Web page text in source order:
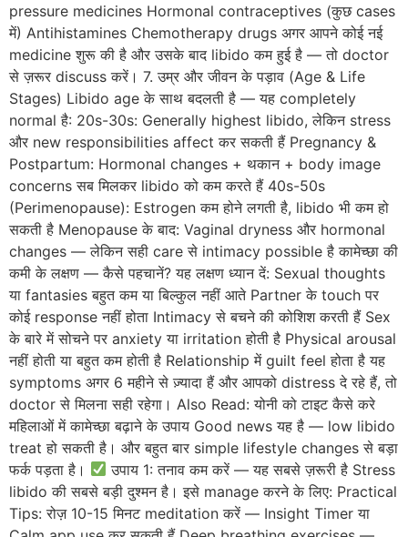
pressure medicines Hormonal contraceptives (कुछ cases
में) Antihistamines Chemotherapy drugs अगर आपने कोई नई
medicine शुरू की है और उसके बाद libido कम हुई है — तो doctor
से ज़रूर discuss करें। 7. उम्र और जीवन के पड़ाव (Age & Life
Stages) Libido age के साथ बदलती है — यह completely
normal है: 20s-30s: Generally highest libido, लेकिन stress
और new responsibilities affect कर सकती हैं Pregnancy &
Postpartum: Hormonal changes + थकान + body image
concerns सब मिलकर libido को कम करते हैं 40s-50s
(Perimenopause): Estrogen कम होने लगती है, libido भी कम हो
सकती है Menopause के बाद: Vaginal dryness और hormonal
changes — लेकिन सही care से intimacy possible है कामेच्छा की
कमी के लक्षण — कैसे पहचानें? यह लक्षण ध्यान दें: Sexual thoughts
या fantasies बहुत कम या बिल्कुल नहीं आते Partner के touch पर
कोई response नहीं होता Intimacy से बचने की कोशिश करती हैं Sex
के बारे में सोचने पर anxiety या irritation होती है Physical arousal
नहीं होती या बहुत कम होती है Relationship में guilt feel होता है यह
symptoms अगर 6 महीने से ज़्यादा हैं और आपको distress दे रहे हैं, तो
doctor से मिलना सही रहेगा। Also Read: योनी को टाइट कैसे करे
महिलाओं में कामेच्छा बढ़ाने के उपाय Good news यह है — low libido
treat हो सकती है। और बहुत बार simple lifestyle changes से बड़ा
फर्क पड़ता है।
उपाय 1: तनाव कम करें — यह सबसे ज़रूरी है Stress
libido की सबसे बड़ी दुश्मन है। इसे manage करने के लिए: Practical
Tips: रोज़ 10-15 मिनट meditation करें — Insight Timer या